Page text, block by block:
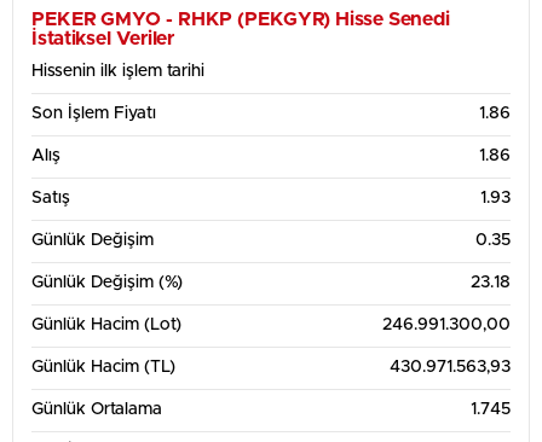
PEKER GMYO - RHKP (PEKGYR) Hisse Senedi
İstatiksel Veriler
Hissenin ilk işlem tarihi
Son İşlem Fiyatı 1.86
Alış 1.86
Satış 1.93
Günlük Değişim 0.35
Günlük Değişim (%) 23.18
Günlük Hacim (Lot) 246.991.300,00
Günlük Hacim (TL) 430.971.563,93
Günlük Ortalama 1.745